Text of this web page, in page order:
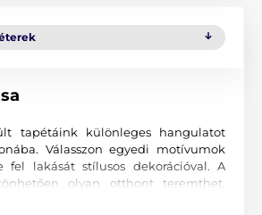
tapétáink különleges hangulatot
Válasszon egyedi motívumok
fel lakását stílusos dekorációval. A
olyan otthont teremthet,